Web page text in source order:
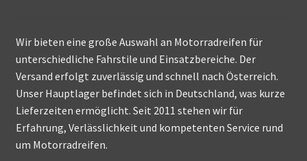
Wir bieten eine große Auswahl an Motorradreifen für
unterschiedliche Fahrstile und Einsatzbereiche. Der
Versand erfolgt zuverlässig und schnell nach Österreich.
Unser Hauptlager befindet sich in Deutschland, was kurze
Lieferzeiten ermöglicht. Seit 2011 stehen wir für
Erfahrung, Verlässlichkeit und kompetenten Service rund
um Motorradreifen.